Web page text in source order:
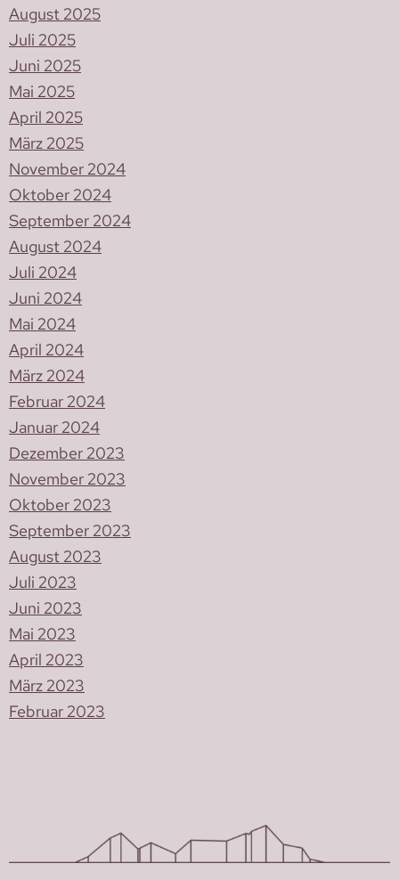
August 2025
Juli 2025
Juni 2025
Mai 2025
April 2025
März 2025
November 2024
Oktober 2024
September 2024
August 2024
Juli 2024
Juni 2024
Mai 2024
April 2024
März 2024
Februar 2024
Januar 2024
Dezember 2023
November 2023
Oktober 2023
September 2023
August 2023
Juli 2023
Juni 2023
Mai 2023
April 2023
März 2023
Februar 2023